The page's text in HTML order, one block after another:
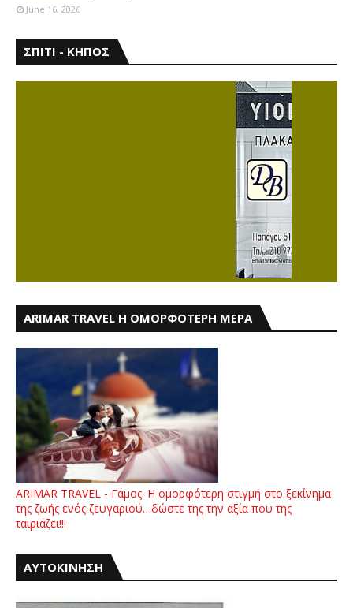
June 16, 2026
ΣΠΙΤΙ - ΚΗΠΟΣ
ARIMAR TRAVEL Η ΟΜΟΡΦΟΤΕΡΗ ΜΕΡΑ
ARIMAR TRAVEL - Γάμος: Η ομορφότερη στιγμή στο ξεκίνημα
της ζωής ενός ζευγαριού…δώστε της την αξία που της
ταιριάζει!!!
ΑΥΤΟΚΙΝΗΣΗ